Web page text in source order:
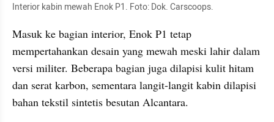
Interior kabin mewah Enok P1. Foto: Dok. Carscoops.
Masuk ke bagian interior, Enok P1 tetap
mempertahankan desain yang mewah meski lahir dalam
versi militer. Beberapa bagian juga dilapisi kulit hitam
dan serat karbon, sementara langit-langit kabin dilapisi
bahan tekstil sintetis besutan Alcantara.